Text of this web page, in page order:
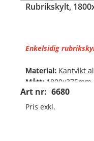
Rubrikskylt,
Art nr: 6680
Enkelsidig
Material: Kantvikt
Mått: 1800x375mm
• Standard
Pris exkl.